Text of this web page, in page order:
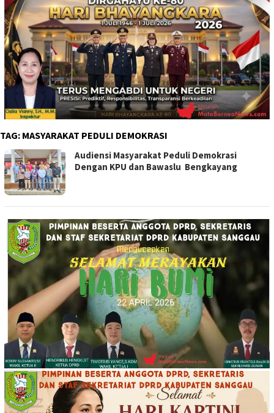
TAG: MASYARAKAT PEDULI DEMOKRASI
Audiensi Masyarakat Peduli Demokrasi
Dengan KPU dan Bawaslu Bengkayang